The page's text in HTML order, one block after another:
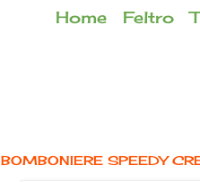
Home Feltro
BOMBONIERE SPEEDY